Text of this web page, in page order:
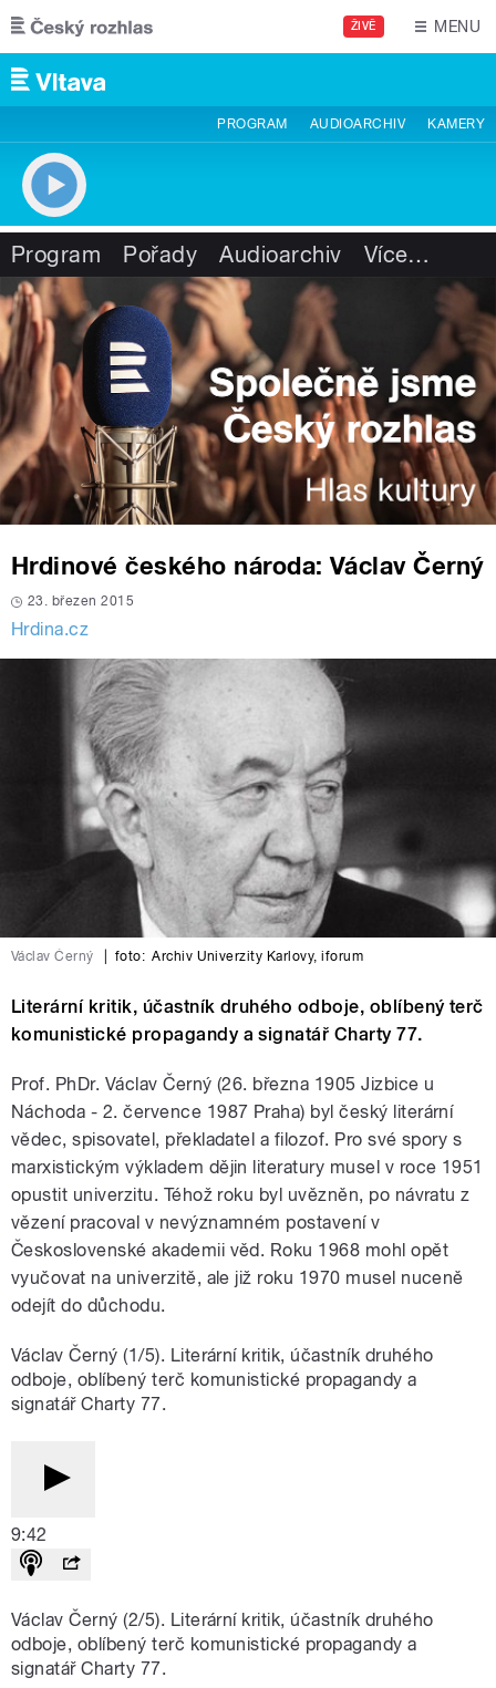
Přejít k hlavnímu obsahu
ŽIVĚ MENU
PROGRAM AUDIOARCHIV KAMERY
Program Pořady Audioarchiv Více…
Hrdinové českého národa: Václav Černý
23. březen 2015
Hrdina.cz
Václav Černý foto: Archiv Univerzity Karlovy,iforum
Literární kritik, účastník druhého odboje, oblíbený terč
komunistické propagandy a signatář Charty 77.
Prof. PhDr. Václav Černý (26. března 1905 Jizbice u
Náchoda - 2. července 1987 Praha) byl český literární
vědec, spisovatel, překladatel a filozof. Pro své spory s
marxistickým výkladem dějin literatury musel v roce 1951
opustit univerzitu. Téhož roku byl uvězněn, po návratu z
vězení pracoval v nevýznamném postavení v
Československé akademii věd. Roku 1968 mohl opět
vyučovat na univerzitě, ale již roku 1970 musel nuceně
odejít do důchodu.
Václav Černý (1/5). Literární kritik, účastník druhého
odboje, oblíbený terč komunistické propagandy a
signatář Charty 77.
9:42
Václav Černý (2/5). Literární kritik, účastník druhého
odboje, oblíbený terč komunistické propagandy a
signatář Charty 77.